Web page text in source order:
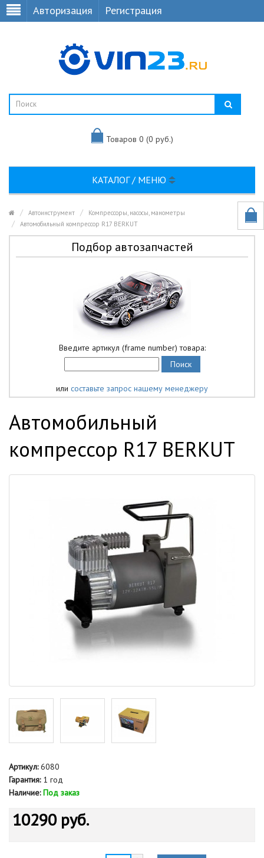
Авторизация Регистрация
Товаров 0 (0 руб.)
КАТАЛОГ / МЕНЮ
Автоинструмент
Компрессоры, насосы, манометры
Автомобильный компрессор R17 BERKUT
Подбор автозапчастей
Введите артикул (frame number) товара:
или составьте запрос нашему менеджеру
Автомобильный
компрессор R17 BERKUT
Артикул:6080
Гарантия:1 год
Наличие: Под заказ
10290 руб.